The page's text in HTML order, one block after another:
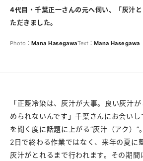
4代目・千葉正一さんの元へ伺い、「灰汁
ただきました。
Photo： Mana HasegawaText： Mana Hasegawa
「正藍冷染は、灰汁が大事。良い灰汁
められないんです」千葉さんにお会い
を聞く度に話題に上がる“灰汁（アク）”
2日で終わる作業ではなく、来年の夏に
灰汁がとれるまで行われます。その期間